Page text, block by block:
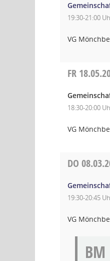
19:30-21:00
VG
FR
18:30-20:00
VG
DO
19:30-20:45
VG
BM